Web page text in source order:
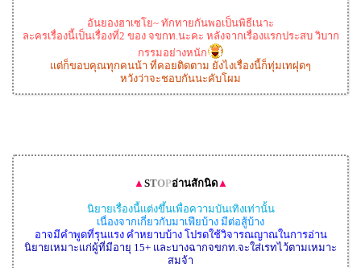
อันยองฮาเซโย~ ทักทายกันพอเป็นพิธีเนาะ
ละครเรื่องนี้เป็นเรื่องที่2 ของ จขกท.นะคะ หลังจากเรื่องแรกประสบ วิบาก
กรรมอย่างหนัก
แต่ก็ขอบคุณทุกคนน้า ที่คอยติดตาม ยังไงเรื่องนี้ก็ทุ่มเทฝุดๆ
หวังว่าจะชอบกันนะคับโผม
▲ STOPอ่านสักนิด▲
นิยายเรื่องนี้แต่งขึ้นเพื่อความบันเทิงเท่านั้น
เนื่องจากเกี่ยวกับมาเฟียบ้าง มีต่อสู้บ้าง
อาจมีคำพูดที่รุนแรง คำหยาบบ้าง โปรดใช้วิจารณญาณในการอ่าน
นิยายเหมาะแก่ผู้ที่มีอายุ 15+ และบางฉากจขกท.จะใส่เรทไว้ตามเหมาะ
สมจ้า